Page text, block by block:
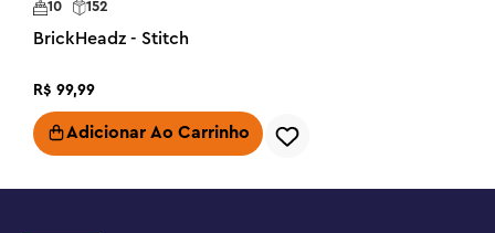
ser um brinquedo de presente ou um presente para
fãs adultos da Disney
Dimensões – O conjunto inclui 179 peças e a figura
montável de Mirabel Madrigal tem mais de 9 cm de
altura
152
10
BrickHeadz - Stitch
R$ 99,99
Adicionar Ao Carrinho